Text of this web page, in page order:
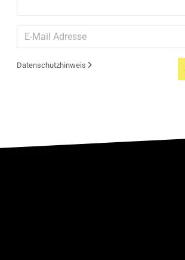
Datenschutzhinweis